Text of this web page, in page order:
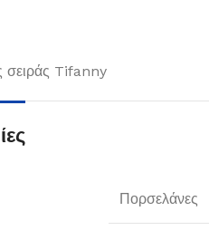
σειράς Tifanny
Πορσελάνες